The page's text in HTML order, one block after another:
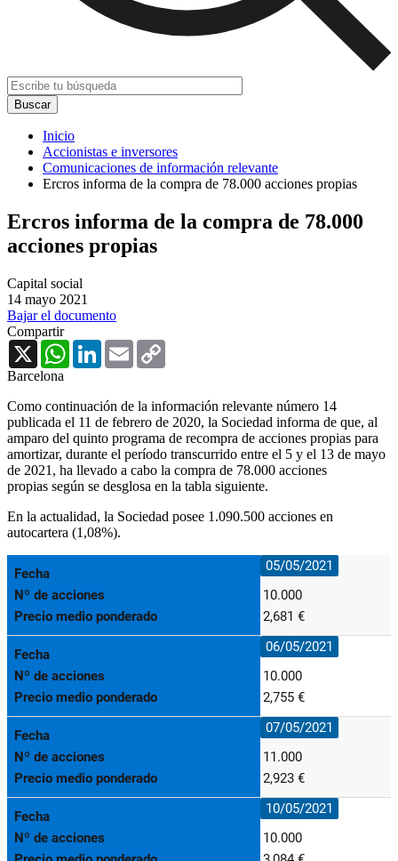
Inicio
Accionistas e inversores
Comunicaciones de información relevante
Ercros informa de la compra de 78.000 acciones propias
Ercros informa de la compra de 78.000
acciones propias
Capital social
14 mayo 2021
Bajar el documento
Compartir
X
WhatsAppLinkedInEmail
Barcelona
Como continuación de la información relevante número 14
publicada el 11 de febrero de 2020, la Sociedad informa de que, al
amparo del quinto programa de recompra de acciones propias para
amortizar, durante el período transcurrido entre el 5 y el 13 de mayo
de 2021, ha llevado a cabo la compra de 78.000 acciones
propias según se desglosa en la tabla siguiente.
En la actualidad, la Sociedad posee 1.090.500 acciones en
autocartera (1,08%).